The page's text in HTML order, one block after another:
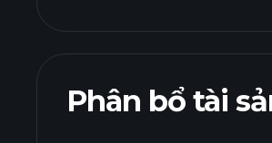
Phân bổ tài